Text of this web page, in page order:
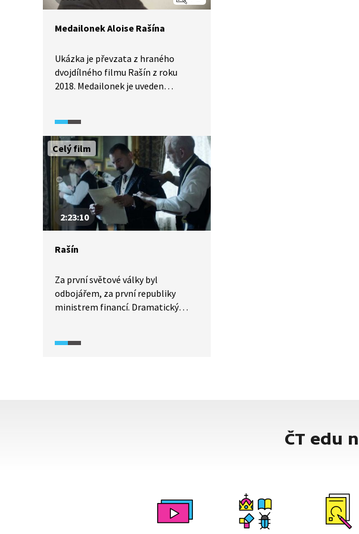
Medailonek Aloise Rašína
Ukázka je převzata z hraného
dvojdílného filmu Rašín z roku
2018. Medailonek je uveden
pro Československou republiku.
Celý film
2:23:10
Rašín
Za první světové války byl
odbojářem, za první republiky
ministrem financí. Dramatický
října. Dramatický příběh o konci
ČT edu